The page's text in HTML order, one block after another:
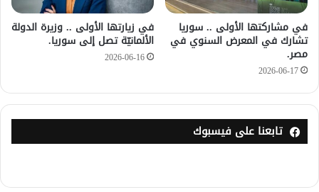
في مشاركتها الأولى .. سوريا
تشارك في المعرض السنوي في
مصر.
2026-06-17
في زيارتها الأولى .. وزيرة الدولة
الألمانيّة تصل إلى سوريا.
2026-06-16
تابعنا على فيسبوك